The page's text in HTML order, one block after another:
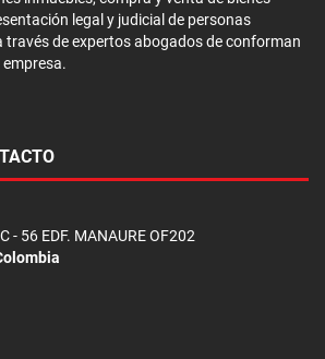
legal y judicial de personas
través de expertos abogados de conforman
- 56 EDF. MANAURE OF202